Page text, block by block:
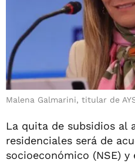
Malena Galmarini, titular de
La quita de subsidios al
residenciales será de
socioeconómico (NSE)